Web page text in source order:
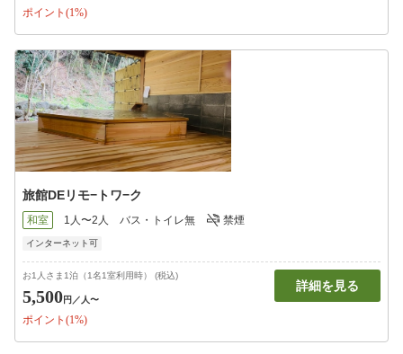
ポイント(1%)
旅館DEリモ−トワ−ク
和室 1人〜2人 バス・トイレ無 禁煙
インターネット可
お1人さま1泊（1名1室利用時） (税込)
5,500円 ／人〜
ポイント(1%)
詳細を見る